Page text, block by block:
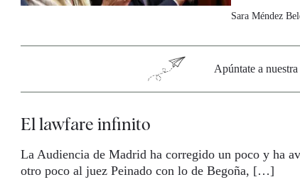
Sara Méndez
Apúntate a
El lawfare infinito
La Audiencia de Madrid ha corregido un poco y ha
otro poco al juez Peinado con lo de Begoña, […]